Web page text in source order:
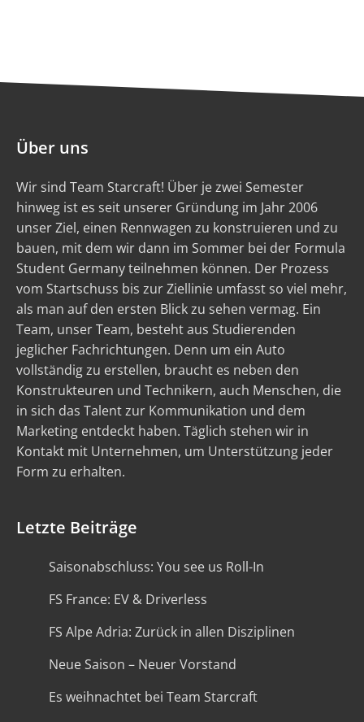
Über uns
Wir sind Team Starcraft! Über je zwei Semester
hinweg ist es seit unserer Gründung im Jahr 2006
unser Ziel, einen Rennwagen zu konstruieren und zu
bauen, mit dem wir dann im Sommer bei der Formula
Student Germany teilnehmen können. Der Prozess
vom Startschuss bis zur Ziellinie umfasst so viel mehr,
als man auf den ersten Blick zu sehen vermag. Ein
Team, unser Team, besteht aus Studierenden
jeglicher Fachrichtungen. Denn um ein Auto
vollständig zu erstellen, braucht es neben den
Konstrukteuren und Technikern, auch Menschen, die
in sich das Talent zur Kommunikation und dem
Marketing entdeckt haben. Täglich stehen wir in
Kontakt mit Unternehmen, um Unterstützung jeder
Form zu erhalten.
Letzte Beiträge
Saisonabschluss: You see us Roll-In
FS France: EV & Driverless
FS Alpe Adria: Zurück in allen Disziplinen
Neue Saison – Neuer Vorstand
Es weihnachtet bei Team Starcraft